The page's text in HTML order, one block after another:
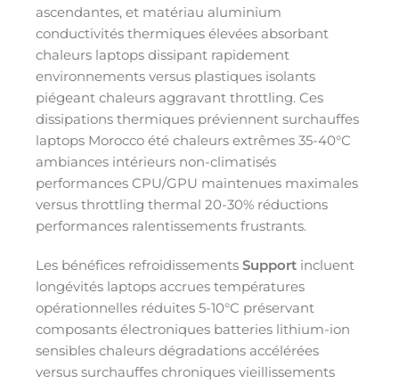
ascendantes, et matériau aluminium
conductivités thermiques élevées absorbant
chaleurs laptops dissipant rapidement
environnements versus plastiques isolants
piégeant chaleurs aggravant throttling. Ces
dissipations thermiques préviennent surchauffes
laptops Morocco été chaleurs extrêmes 35-40°C
ambiances intérieurs non-climatisés
performances CPU/GPU maintenues maximales
versus throttling thermal 20-30% réductions
performances ralentissements frustrants.
Les bénéfices refroidissements Support incluent
longévités laptops accrues températures
opérationnelles réduites 5-10°C préservant
composants électroniques batteries lithium-ion
sensibles chaleurs dégradations accélérées
versus surchauffes chroniques vieillissements